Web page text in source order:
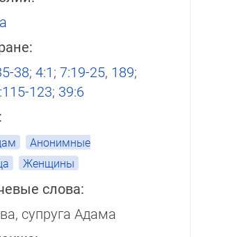
38; 4:1; 7:19-25, 189;
123; 39:6
Анонимные
Женщины
слова:
супруга Адама